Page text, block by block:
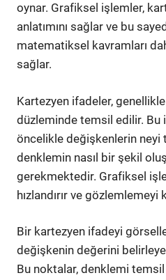
oynar. Grafiksel işlemler,
anlatımını sağlar ve bu
matematiksel kavramları
sağlar.
Kartezyen ifadeler,
düzleminde temsil edilir. Bu
öncelikle değişkenlerin neyi
denklemin nasıl bir şekil
gerekmektedir. Grafiksel
hızlandırır ve gözlemlemeyi
Bir kartezyen ifadeyi
değişkenin değerini
Bu noktalar, denklemi